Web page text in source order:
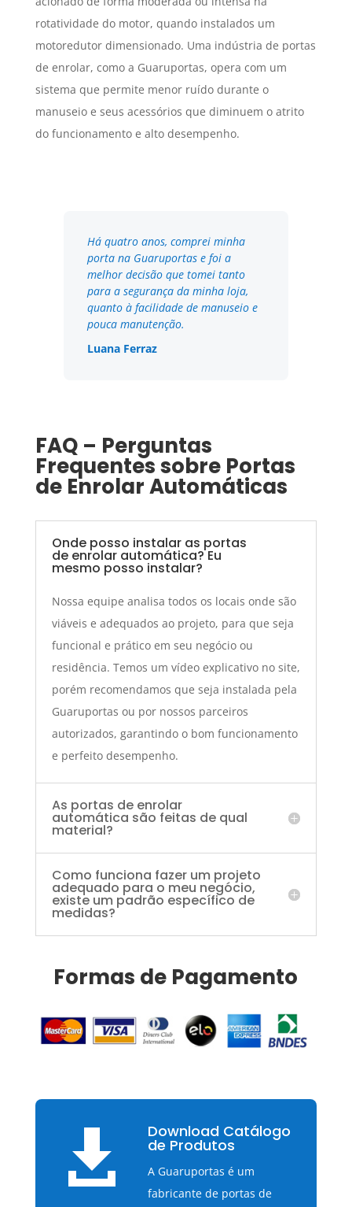
rotatividade do motor, quando instalados um
motoredutor dimensionado. Uma indústria de portas
de enrolar, como a Guaruportas, opera com um
sistema que permite menor ruído durante o
manuseio e seus acessórios que diminuem o atrito
do funcionamento e alto desempenho.
Há quatro anos, comprei minha
porta na Guaruportas e foi a
melhor decisão que tomei tanto
para a segurança da minha loja,
quanto à facilidade de manuseio e
pouca manutenção.
Luana Ferraz
FAQ – Perguntas
Frequentes sobre Portas
de Enrolar Automáticas
Onde posso instalar as portas
de enrolar automática? Eu
mesmo posso instalar?
Nossa equipe analisa todos os locais onde são
viáveis e adequados ao projeto, para que seja
funcional e prático em seu negócio ou
residência. Temos um vídeo explicativo no site,
porém recomendamos que seja instalada pela
Guaruportas ou por nossos parceiros
autorizados, garantindo o bom funcionamento
e perfeito desempenho.
As portas de enrolar
automática são feitas de qual
material?
Como funciona fazer um projeto
adequado para o meu negócio,
existe um padrão específico de
medidas?
Formas de Pagamento
 Download Catálogo
de Produtos
A Guaruportas é um
fabricante de portas de